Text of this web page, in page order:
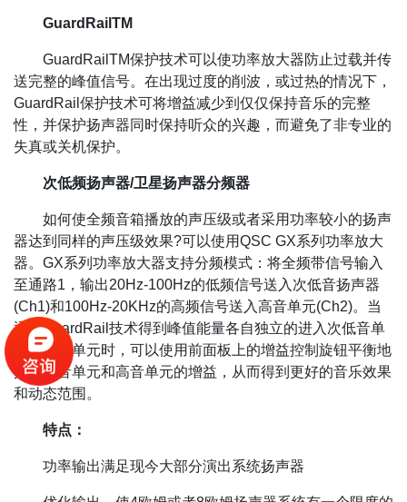
GuardRailTM
GuardRailTM保护技术可以使功率放大器防止过载并传
送完整的峰值信号。在出现过度的削波，或过热的情况下，
GuardRail保护技术可将增益减少到仅仅保持音乐的完整
性，并保护扬声器同时保持听众的兴趣，而避免了非专业的
失真或关机保护。
次低频扬声器/卫星扬声器分频器
如何使全频音箱播放的声压级或者采用功率较小的扬声
器达到同样的声压级效果?可以使用QSC GX系列功率放大
器。GX系列功率放大器支持分频模式：将全频带信号输入
至通路1，输出20Hz-100Hz的低频信号送入次低音扬声器
(Ch1)和100Hz-20KHz的高频信号送入高音单元(Ch2)。当
通过GuardRail技术得到峰值能量各自独立的进入次低音单
元和高音单元时，可以使用前面板上的增益控制旋钮平衡地
控制低音单元和高音单元的增益，从而得到更好的音乐效果
和动态范围。
特点：
功率输出满足现今大部分演出系统扬声器